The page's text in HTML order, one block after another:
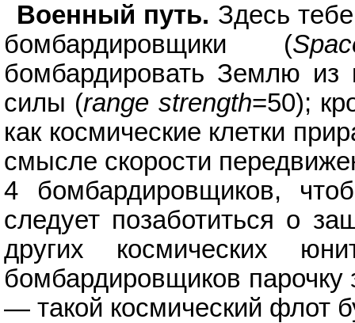
Военный путь. Здесь
бомбардировщики (
бомбардировать Землю из
силы (range strength=50);
как космические клетки
смысле скорости
4 бомбардировщиков,
следует позаботиться о
других космических
бомбардировщиков парочку
— такой космический флот